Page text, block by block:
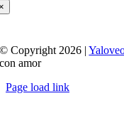
© Copyright 2026 |
con amor
Page load link